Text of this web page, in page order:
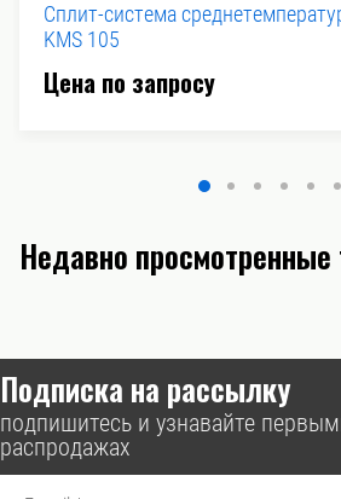
Сплит-система
KMS 105
Цена по запросу
Недавно
Подписка на рассылку
подпишитесь и узнавайте
распродажах